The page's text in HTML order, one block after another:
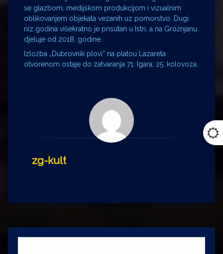
se glazbom, medijskom produkcijom i vizualnim
oblikovanjem objekata vezanih uz pomorstvo. Dugi
niz godina višekratno je prisutan u Istri, a na Grožnjanu
djeluje od 2018. godine.
Izložba „Dubrovnik plovi“ na platou Lazareta
otvorenom ostaje do zatvaranja 71. Igara, 25. kolovoza.
zg-kult